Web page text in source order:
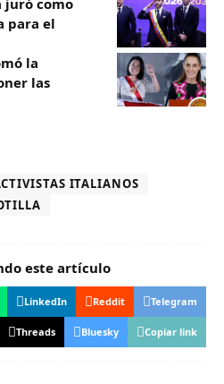
para el
la
las
ITALIANOS
este artículo
LinkedIn Reddit Telegram
Threads Bluesky Copiar link